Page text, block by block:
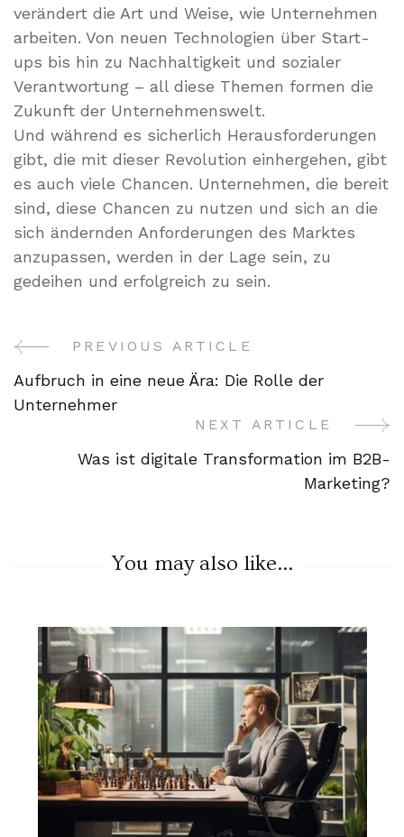
verändert die Art und Weise, wie Unternehmen
arbeiten. Von neuen Technologien über Start-
ups bis hin zu Nachhaltigkeit und sozialer
Verantwortung – all diese Themen formen die
Zukunft der Unternehmenswelt.
Und während es sicherlich Herausforderungen
gibt, die mit dieser Revolution einhergehen, gibt
es auch viele Chancen. Unternehmen, die bereit
sind, diese Chancen zu nutzen und sich an die
sich ändernden Anforderungen des Marktes
anzupassen, werden in der Lage sein, zu
gedeihen und erfolgreich zu sein.
Post
Navigation
PREVIOUS ARTICLE
Aufbruch in eine neue Ära: Die Rolle der
Unternehmer
NEXT ARTICLE
Was ist digitale Transformation im B2B-
Marketing?
You may also like...